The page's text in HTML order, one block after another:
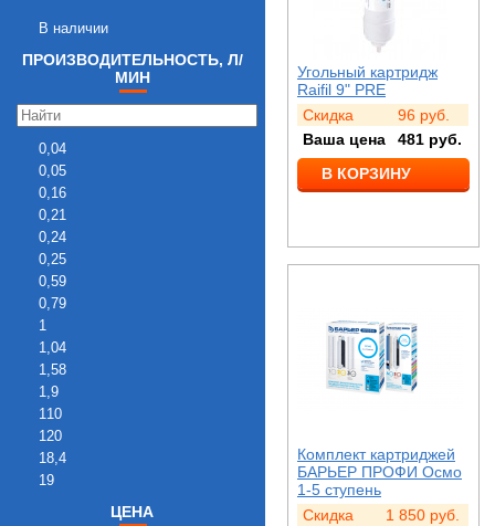
В наличии
ПРОИЗВОДИТЕЛЬНОСТЬ, Л/
МИН
0,04
0,05
0,16
0,21
0,24
0,25
0,59
0,79
1
1,04
1,58
1,9
110
120
18,4
19
ЦЕНА
Угольный картридж
Raifil 9" PRE
Скидка
96 руб.
Ваша цена
481 руб.
В КОРЗИНУ
Комплект картриджей
БАРЬЕР ПРОФИ Осмо
1-5 ступень
Скидка
1 850 руб.